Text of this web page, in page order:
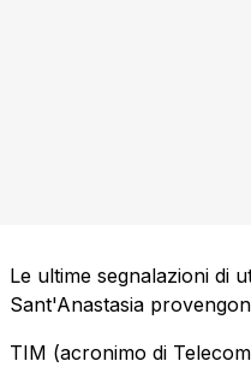
Le ultime segnalazioni di
Sant'Anastasia
TIM (acronimo di